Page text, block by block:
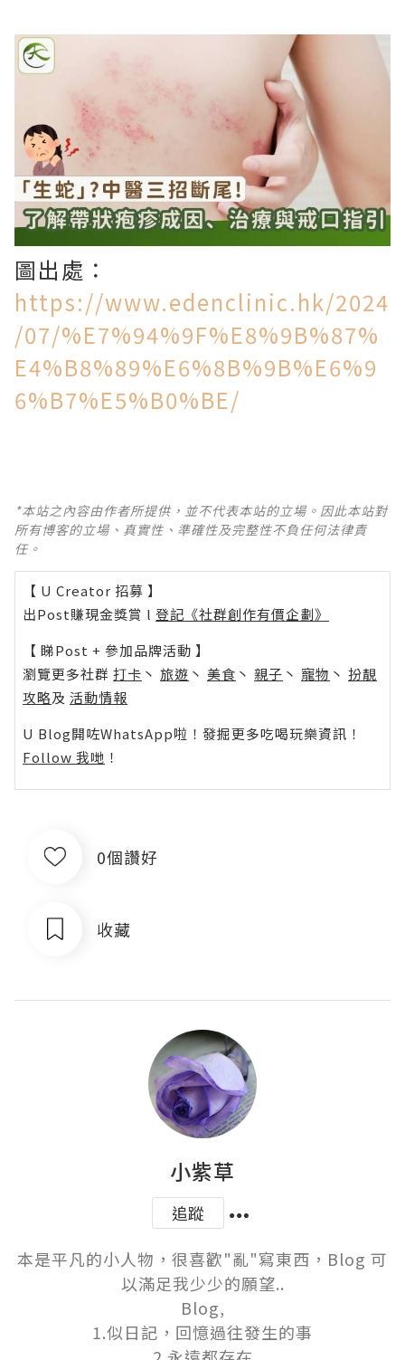
圖出處：
https://www.edenclinic.hk/2024
/07/%E7%94%9F%E8%9B%87%
E4%B8%89%E6%8B%9B%E6%9
6%B7%E5%B0%BE/
*本站之內容由作者所提供，並不代表本站的立場。因此本站對
所有博客的立場、真實性、準確性及完整性不負任何法律責
任。
【 U Creator 招募 】
出Post賺現金獎賞 l 登記《社群創作有價企劃》
【 睇Post + 參加品牌活動 】
瀏覽更多社群 打卡 丶 旅遊 丶 美食 丶 親子 丶 寵物 丶 扮靚
攻略及 活動情報
U Blog開咗WhatsApp啦！發掘更多吃喝玩樂資訊！
Follow 我哋 ！
0個讚好
收藏
小紫草
追蹤
本是平凡的小人物，很喜歡"亂"寫東西，Blog 可
以滿足我少少的願望..
Blog,
1.似日記，回憶過往發生的事